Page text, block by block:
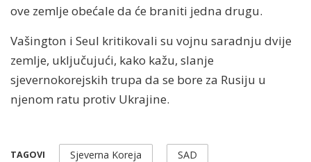
ove zemlje obećale da će braniti jedna drugu.
Vašington i Seul kritikovali su vojnu saradnju dvije
zemlje, uključujući, kako kažu, slanje
sjevernokorejskih trupa da se bore za Rusiju u
njenom ratu protiv Ukrajine.
TAGOVI Sjeverna Koreja SAD